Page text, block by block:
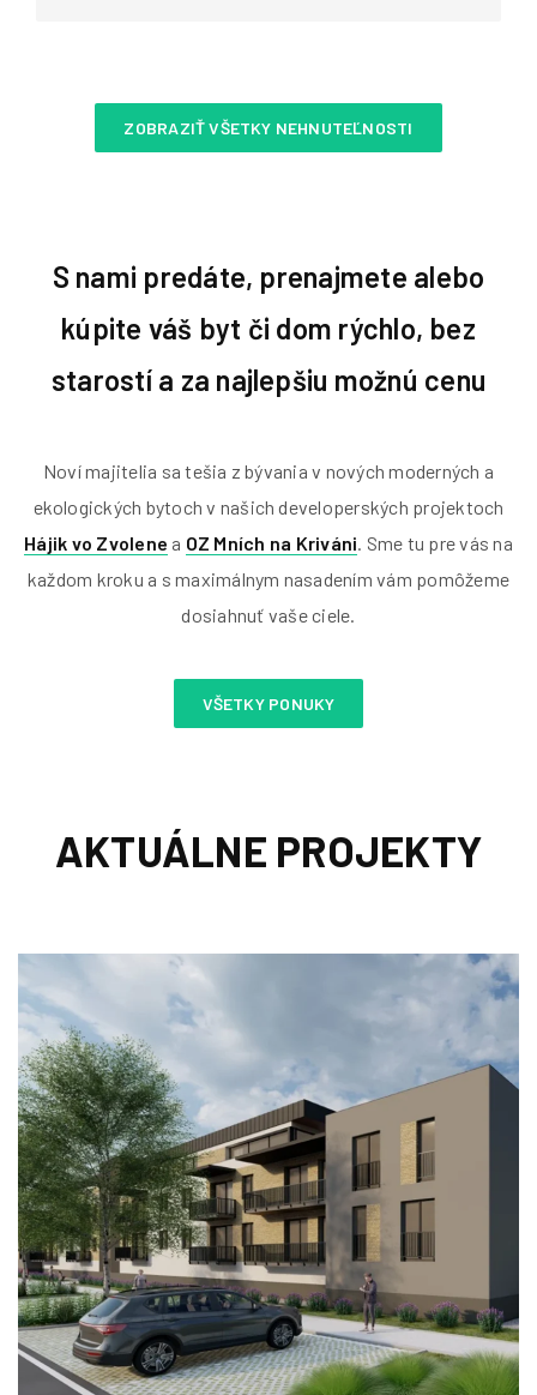
ZOBRAZIŤ VŠETKY NEHNUTEĽNOSTI
S nami predáte, prenajmete alebo
kúpite váš byt či dom rýchlo, bez
starostí a za najlepšiu možnú cenu
Noví majitelia sa tešia z bývania v nových moderných a
ekologických bytoch v našich developerských projektoch
Hájik vo Zvolene a OZ Mních na Kriváni. Sme tu pre vás na
každom kroku a s maximálnym nasadením vám pomôžeme
dosiahnuť vaše ciele.
VŠETKY PONUKY
AKTUÁLNE PROJEKTY